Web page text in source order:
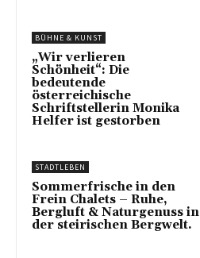
BÜHNE & KUNST
„Wir verlieren
Schönheit“: Die
bedeutende
österreichische
Schriftstellerin Monika
Helfer ist gestorben
STADTLEBEN
Sommerfrische in den
Frein Chalets – Ruhe,
Bergluft & Naturgenuss in
der steirischen Bergwelt.